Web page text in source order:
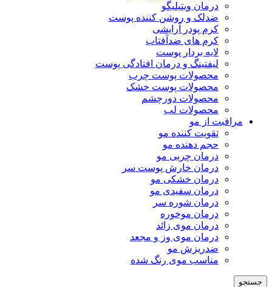
درمان ویتیلیگو
ضدلک و روشن کننده پوست
کرم پودر آرایشی
کرم های ضدآفتاب
لایه بردار پوست
لیفتینگ و درمان افتادگی پوست
محصولات پوست چرب
محصولات پوست خشک
محصولات دورچشم
محصولات لب
مراقبت از مو
تقویت کننده مو
حجم دهنده مو
درمان چربی مو
درمان خارش پوست سر
درمان خشکی مو
درمان سفیدی مو
درمان شوره سر
درمان موخوره
درمان موی زائد
درمان موی وز و مجعد
ضدریزش مو
مناسب موی رنگ شده
جستجو